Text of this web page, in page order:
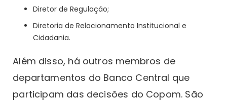
Diretor de Regulação;
Diretoria de Relacionamento Institucional e
Cidadania.
Além disso, há outros membros de
departamentos do Banco Central que
participam das decisões do Copom. São